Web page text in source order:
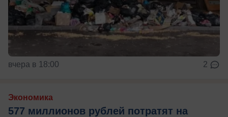
вчера в 18:00 2
Экономика
577 миллионов рублей потратят на